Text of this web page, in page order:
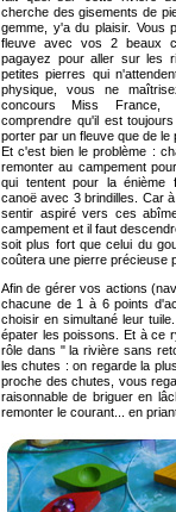
cherche des gisements de
gemme, y'a du plaisir. Vous
fleuve avec vos 2 beaux
pagayez pour aller sur les
petites pierres qui
physique, vous ne
concours Miss France,
comprendre qu'il est
porter par un fleuve que de
Et c'est bien le problème :
remonter au campement
qui tentent pour la énième
canoë avec 3 brindilles. Car
sentir aspiré vers ces
campement et il faut
soit plus fort que celui du
coûtera une pierre précieuse
Afin de gérer vos actions
chacune de 1 à 6 points
choisir en simultané leur
épater les poissons. Et à ce
rôle dans " la rivière sans
les chutes : on regarde la
proche des chutes, vous
raisonnable de briguer en
remonter le courant... en